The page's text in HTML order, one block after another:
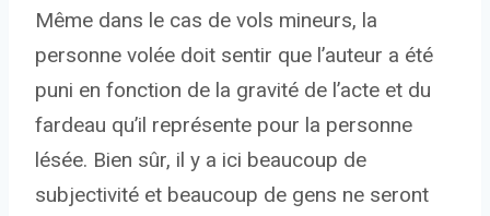
Même dans le cas de vols mineurs, la
personne volée doit sentir que l’auteur a été
puni en fonction de la gravité de l’acte et du
fardeau qu’il représente pour la personne
lésée. Bien sûr, il y a ici beaucoup de
subjectivité et beaucoup de gens ne seront